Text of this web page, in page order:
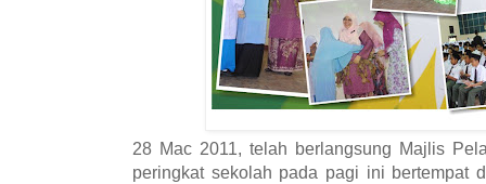
28 Mac 2011, telah berlangsung Majlis
peringkat sekolah pada pagi ini bertempat